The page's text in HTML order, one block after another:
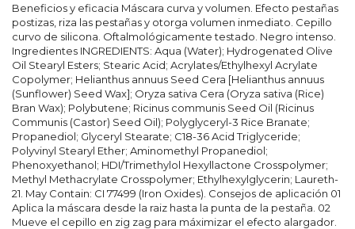
Beneficios y eficacia Máscara curva y volumen. Efecto pestañas
postizas, riza las pestañas y otorga volumen inmediato. Cepillo
curvo de silicona. Oftalmológicamente testado. Negro intenso.
Ingredientes INGREDIENTS: Aqua (Water); Hydrogenated Olive
Oil Stearyl Esters; Stearic Acid; Acrylates/Ethylhexyl Acrylate
Copolymer; Helianthus annuus Seed Cera [Helianthus annuus
(Sunflower) Seed Wax]; Oryza sativa Cera (Oryza sativa (Rice)
Bran Wax); Polybutene; Ricinus communis Seed Oil (Ricinus
Communis (Castor) Seed Oil); Polyglyceryl-3 Rice Branate;
Propanediol; Glyceryl Stearate; C18-36 Acid Triglyceride;
Polyvinyl Stearyl Ether; Aminomethyl Propanediol;
Phenoxyethanol; HDI/Trimethylol Hexyllactone Crosspolymer;
Methyl Methacrylate Crosspolymer; Ethylhexylglycerin; Laureth-
21. May Contain: CI 77499 (Iron Oxides). Consejos de aplicación 01
Aplica la máscara desde la raiz hasta la punta de la pestaña. 02
Mueve el cepillo en zig zag para máximizar el efecto alargador.